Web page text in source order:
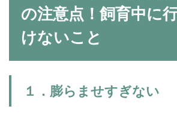
の注意点！飼育中に
けないこと
１．膨らませすぎない